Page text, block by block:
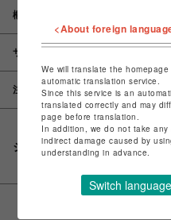
概要
サイズ
注意事項
シェアする
<About foreign
We will translate the
automatic translation service.
Since this service is an
translated correctly and may
page before translation.
In addition, we do not take
indirect damage caused by
understanding in advance.
Switch language